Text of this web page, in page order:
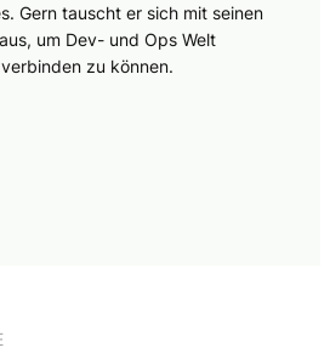
Gern tauscht er sich mit seinen
um Dev- und Ops Welt
zu können.